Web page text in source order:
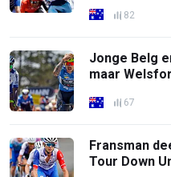
82
Jonge Belg
maar
67
Fransman
Tour Down